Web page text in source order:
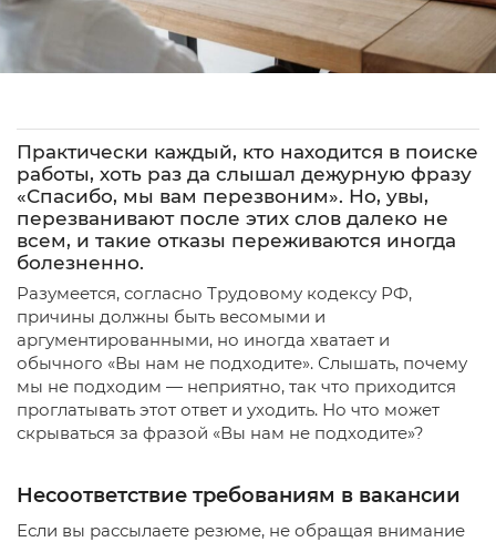
Практически каждый, кто находится в поиске
работы, хоть раз да слышал дежурную фразу
«Спасибо, мы вам перезвоним». Но, увы,
перезванивают после этих слов далеко не
всем, и такие отказы переживаются иногда
болезненно.
Разумеется, согласно Трудовому кодексу РФ,
причины должны быть весомыми и
аргументированными, но иногда хватает и
обычного «Вы нам не подходите». Слышать, почему
мы не подходим — неприятно, так что приходится
проглатывать этот ответ и уходить. Но что может
скрываться за фразой «Вы нам не подходите»?
Несоответствие требованиям в вакансии
Если вы рассылаете резюме, не обращая внимание